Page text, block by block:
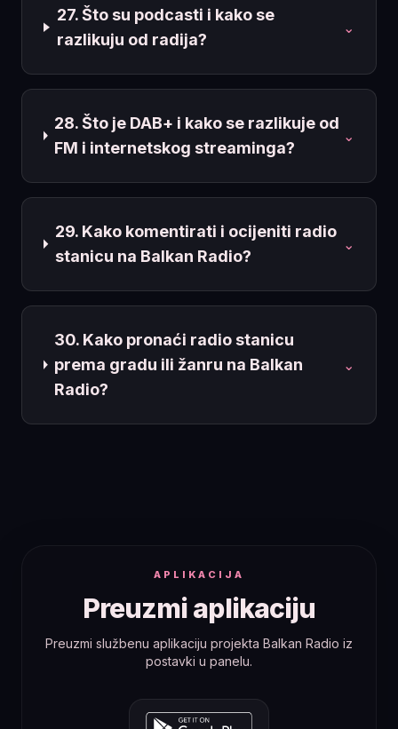
27. Što su podcasti i kako se
razlikuju od radija?
⌄
28. Što je DAB+ i kako se razlikuje od
FM i internetskog streaminga?
⌄
29. Kako komentirati i ocijeniti radio
stanicu na Balkan Radio?
⌄
30. Kako pronaći radio stanicu
prema gradu ili žanru na Balkan
Radio?
⌄
APLIKACIJA
Preuzmi aplikaciju
Preuzmi službenu aplikaciju projekta Balkan Radio iz
postavki u panelu.